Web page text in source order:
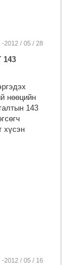
-2012 / 05 / 28
нөөцийн
143
хүсэн
-2012 / 05 / 16